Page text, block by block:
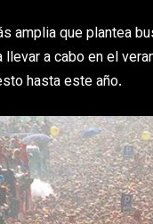
amplia que plantea
a cabo en el
hasta este año.